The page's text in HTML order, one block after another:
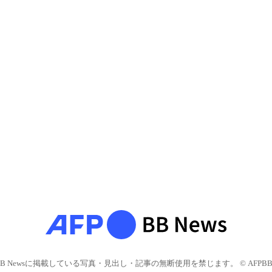
Newsに掲載している写真・見出し・記事の無断使用を禁じます。 © AFPBB